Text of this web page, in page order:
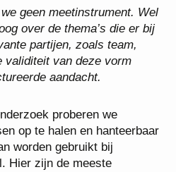
geen meetinstrument. Wel
over de thema’s die er bij
partijen, zoals team,
validiteit van deze vorm
aandacht.
proberen we
op te halen en hanteerbaar
worden gebruikt bij
Hier zijn de meeste